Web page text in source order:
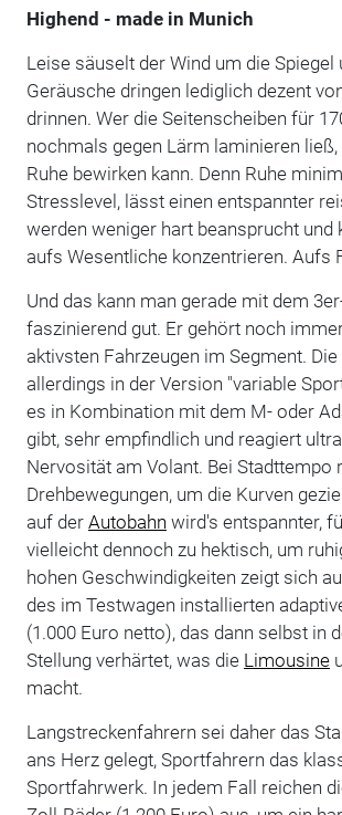
Highend - made in Munich
Leise säuselt der Wind um die Spiegel
Geräusche dringen lediglich dezent
drinnen. Wer die Seitenscheiben für
nochmals gegen Lärm laminieren
Ruhe bewirken kann. Denn Ruhe
Stresslevel, lässt einen entspannter
werden weniger hart beansprucht und
aufs Wesentliche konzentrieren. Aufs
Und das kann man gerade mit dem
faszinierend gut. Er gehört noch
aktivsten Fahrzeugen im Segment.
allerdings in der Version "variable
es in Kombination mit dem M- oder
gibt, sehr empfindlich und reagiert
Nervosität am Volant. Bei Stadttempo
Drehbewegungen, um die Kurven
auf der Autobahn wird's entspannter,
vielleicht dennoch zu hektisch, um
hohen Geschwindigkeiten zeigt sich
des im Testwagen installierten
(1.000 Euro netto), das dann selbst in
Stellung verhärtet, was die Limousine
macht.
Langstreckenfahrern sei daher das
ans Herz gelegt, Sportfahrern das
Sportfahrwerk. In jedem Fall reichen